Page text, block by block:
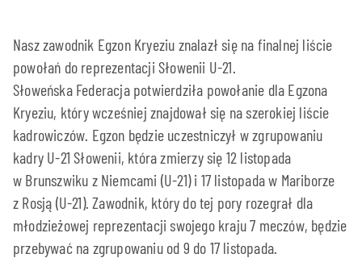
Nasz zawodnik Egzon Kryeziu znalazł się na finalnej liście
powołań do reprezentacji Słowenii U-21.
Słoweńska Federacja potwierdziła powołanie dla Egzona
Kryeziu, który wcześniej znajdował się na szerokiej liście
kadrowiczów. Egzon będzie uczestniczył w zgrupowaniu
kadry U-21 Słowenii, która zmierzy się 12 listopada
w Brunszwiku z Niemcami (U-21) i 17 listopada w Mariborze
z Rosją (U-21). Zawodnik, który do tej pory rozegrał dla
młodzieżowej reprezentacji swojego kraju 7 meczów, będzie
przebywać na zgrupowaniu od 9 do 17 listopada.